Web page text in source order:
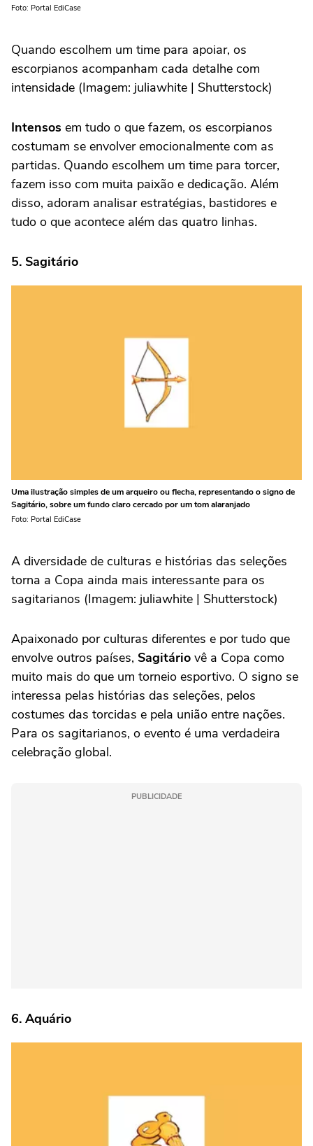
Foto: Portal EdiCase
Quando escolhem um time para apoiar, os
escorpianos acompanham cada detalhe com
intensidade (Imagem: juliawhite | Shutterstock)
Intensos em tudo o que fazem, os escorpianos
costumam se envolver emocionalmente com as
partidas. Quando escolhem um time para torcer,
fazem isso com muita paixão e dedicação. Além
disso, adoram analisar estratégias, bastidores e
tudo o que acontece além das quatro linhas.
5. Sagitário
Uma ilustração simples de um arqueiro ou flecha, representando o signo de
Sagitário, sobre um fundo claro cercado por um tom alaranjado
Foto: Portal EdiCase
A diversidade de culturas e histórias das seleções
torna a Copa ainda mais interessante para os
sagitarianos (Imagem: juliawhite | Shutterstock)
Apaixonado por culturas diferentes e por tudo que
envolve outros países, Sagitário vê a Copa como
muito mais do que um torneio esportivo. O signo se
interessa pelas histórias das seleções, pelos
costumes das torcidas e pela união entre nações.
Para os sagitarianos, o evento é uma verdadeira
celebração global.
PUBLICIDADE
6. Aquário